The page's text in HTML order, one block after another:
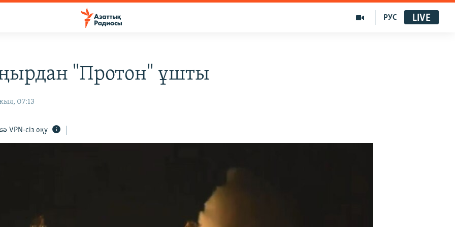
РУС LIVE
"Протон" ұшты
07:13
VPN-сіз оқу